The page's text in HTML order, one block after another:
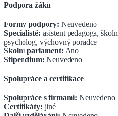
Podpora žáků
Formy podpory: Neuvedeno
Specialisté: asistent pedagoga,
psycholog, výchovný poradce
Školní parlament: Ano
Stipendium: Neuvedeno
Spolupráce a certifikace
Spolupráce s firmami: Neuvedeno
Certifikáty: jiné